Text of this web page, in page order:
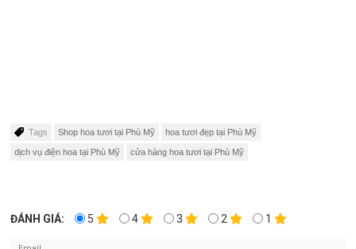
Tags Shop hoa tươi tại Phù Mỹ hoa tươi đẹp tại Phù Mỹ
dịch vụ điện hoa tại Phù Mỹ cửa hàng hoa tươi tại Phù Mỹ
ĐÁNH GIÁ: 5 4 3 2 1